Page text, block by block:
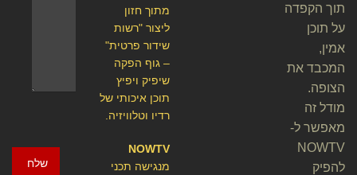
שלח
מתוך חזון
ליצור "רשות
שידור פרטית"
– גוף הפקה
שיפיק ויפיץ
תוכן איכותי של
רדיו וטלוויזיה.
NOWTV
מנגישה תכני
תוך הקפדה
על תוכן
אמין,
המכבד את
הצופה.
מודל זה
מאפשר ל-
NOWTV
להפיק